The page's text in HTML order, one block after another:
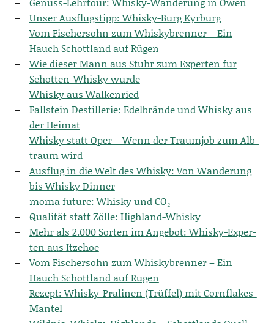
Unser Aus­flugs­tipp: Whis­ky-Burg Kyrburg
Vom Fischer­sohn zum Whis­ky­bren­ner – Ein
Hauch Schott­land auf Rügen
Wie die­ser Mann aus Stuhr zum Exper­ten für
Schot­ten-Whis­ky wurde
Whis­ky aus Walkenried
Fall­stein Destil­le­rie: Edel­brän­de und Whis­ky aus
der Heimat
Whis­ky statt Oper – Wenn der Traum­job zum Alb­
traum wird
Aus­flug in die Welt des Whis­ky: Von Wan­de­rung
bis Whis­ky Dinner
moma future: Whis­ky und CO₂
Qua­li­tät statt Zöl­le: Highland-Whisky
Mehr als 2.000 Sor­ten im Ange­bot: Whis­ky-Exper­
ten aus Itzehoe
Vom Fischer­sohn zum Whis­ky­bren­ner – Ein
Hauch Schott­land auf Rügen
Rezept: Whis­ky-Pra­li­nen (Trüf­fel) mit Cornflakes-
Mantel